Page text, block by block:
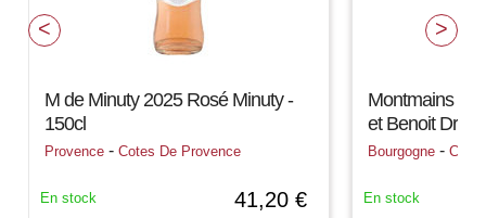
M de Minuty 2025 Rosé Minuty -
150cl
Provence -Cotes De Provence
41,20 €
En stock
Montmains
et Benoit Droin
Bourgogne -
En stock